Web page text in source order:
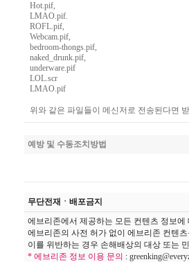
Hot.pif,
LMAO.pif.
ROFL.pif,
Webcam.pif,
bedroom-thongs.pif,
naked_drunk.pif,
underware.pif
LOL.scr
LMAO.pif
위와 같은 파일들이 메신저로 전송된다면
예방 및 수동조치방법
무단전재ㆍ배포금지
에브리존에서 제공하는 모든 컨텐츠 정보
에브리존의 사전 허가 없이 에브리존 컨텐
이를 위반하는 경우 손해배상의 대상 또는
* 에브리존 정보 이용 문의 :